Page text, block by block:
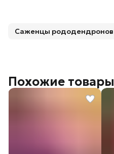
Саженцы рододендронов
Похожие товары